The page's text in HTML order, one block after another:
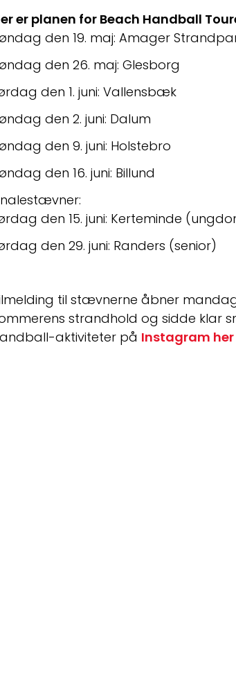
er planen for Beach Handball
den 19. maj: Amager
den 26. maj: Glesborg
den 1. juni: Vallensbæk
den 2. juni: Dalum
den 9. juni: Holstebro
den 16. juni: Billund
den 15. juni: Kerteminde
den 29. juni: Randers (senior)
til stævnerne åbner
strandhold og sidde klar
aktiviteter på Instagram her